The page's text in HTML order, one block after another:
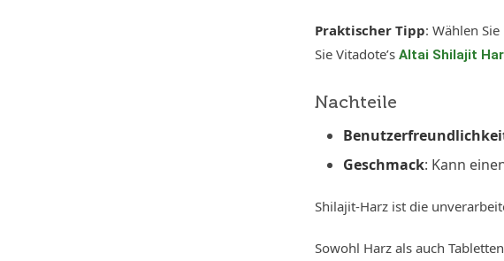
Praktischer Tipp: Wählen
Sie Vitadote’s Altai Shilajit
Nachteile
Geschmack: Kann
Shilajit-Harz ist die
Sowohl Harz als auch